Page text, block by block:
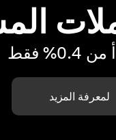
فقط
لمعرفة المزيد